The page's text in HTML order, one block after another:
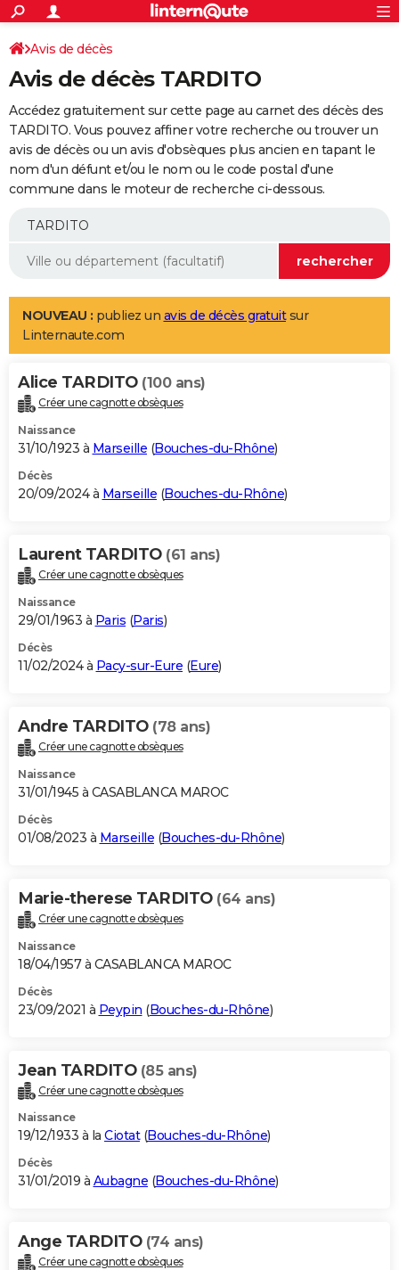
ACTUALITÉS
Politique
Société
Faits Divers
Education
Monde
Villes
+
SPORT
Coupe du monde 2026
Football
Tennis
Cyclisme
Rugby
Forum
Programme TV
TNT
Streaming
Cinéma
Sorties cinéma
Musique
+FINANCE
Retraite
Epargne
Immobilier
Risques naturels par ville
Banque
Assurance
AUTO
Essais
Réserver un essai
Citadines
Berlines
SUV
Forum auto
+
Mobiles
Meilleur smartphone
Internet
Ordinateurs
Jeux vidéo
Guide high-tech
Aménagement intérieur
LIFESTYLE
Art de vivre
Bien-être
Loisirs
Mode
Modes de vie
Alimentation
Guide de la santé
Maladies
Médicaments
Sommeil
VOYAGE
Destinations
City break
Voyage nature
Voyage de noces
Forum
Climat
+PHOTO
GUIDES D'ACHAT
BONS PLANS
Carte de Noël
Carte Bonne année
Carte Saint-Valentin
Carte Pâques
Carte d'anniversaire
DICTIONNAIRE
Dictionnaire
Biographies
Citations
Expressions
Proverbes
PROGRAMME TV
S'inscrire
Se connecter
Lycées
Collèges
Primaires
Universités
Entreprises
Service militaire
Avis de recherche
AVIS DE DÉCÈS
Bricolage
Lifestyle
Culture
Sport
Auto
Television
Voyage
Cinema
Avis de décès
Avis de décès TARDITO
Accédez gratuitement sur cette page au carnet des décès des
TARDITO. Vous pouvez affiner votre recherche ou trouver un
avis de décès ou un avis d'obsèques plus ancien en tapant le
nom d'un défunt et/ou le nom ou le code postal d'une
commune dans le moteur de recherche ci-dessous.
NOUVEAU : publiez un avis de décès gratuitsur
Linternaute.com
Alice TARDITO (100 ans)
Créer une cagnotte obsèques
Naissance
31/10/1923 à Marseille (Bouches-du-Rhône)
Décès
20/09/2024 à Marseille (Bouches-du-Rhône)
Laurent TARDITO (61 ans)
Créer une cagnotte obsèques
Naissance
29/01/1963 à Paris (Paris)
Décès
11/02/2024 à Pacy-sur-Eure (Eure)
Andre TARDITO (78 ans)
Créer une cagnotte obsèques
Naissance
31/01/1945 à CASABLANCA MAROC
Décès
01/08/2023 à Marseille (Bouches-du-Rhône)
Marie-therese TARDITO (64 ans)
Créer une cagnotte obsèques
Naissance
18/04/1957 à CASABLANCA MAROC
Décès
23/09/2021 à Peypin (Bouches-du-Rhône)
Jean TARDITO (85 ans)
Créer une cagnotte obsèques
Naissance
19/12/1933 à la Ciotat(Bouches-du-Rhône)
Décès
31/01/2019 à Aubagne (Bouches-du-Rhône)
Ange TARDITO (74 ans)
Créer une cagnotte obsèques